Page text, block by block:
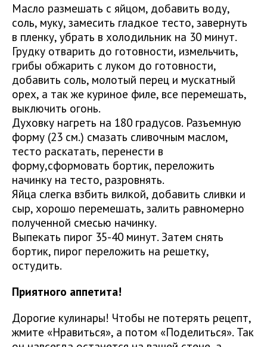
Масло размешать с яйцом, добавить воду,
соль, муку, замесить гладкое тесто, завернуть
в пленку, убрать в холодильник на 30 минут.
Грудку отварить до готовности, измельчить,
грибы обжарить с луком до готовности,
добавить соль, молотый перец и мускатный
орех, а так же куриное филе, все перемешать,
выключить огонь.
Духовку нагреть на 180 градусов. Разъемную
форму (23 см.) смазать сливочным маслом,
тесто раскатать, перенести в
форму,сформовать бортик, переложить
начинку на тесто, разровнять.
Яйца слегка взбить вилкой, добавить сливки и
сыр, хорошо перемешать, залить равномерно
полученной смесью начинку.
Выпекать пирог 35-40 минут. Затем снять
бортик, пирог переложить на решетку,
остудить.
Приятного аппетита!
Дорогие кулинары! Чтобы не потерять рецепт,
жмите «Нравиться», а потом «Поделиться». Так